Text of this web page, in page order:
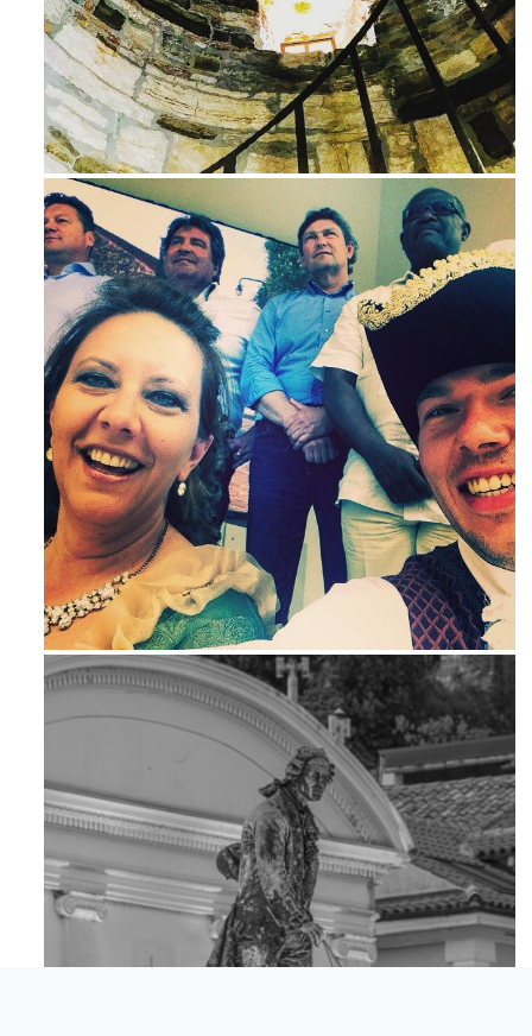
Ago 3
Mag 23